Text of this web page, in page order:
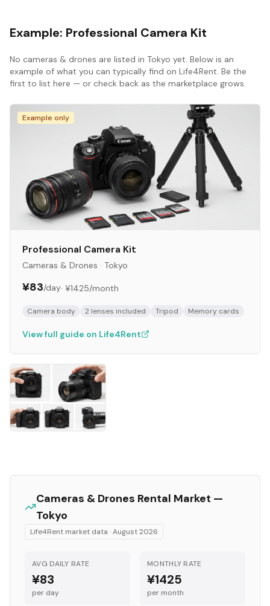
Example: Professional Camera Kit
No cameras & drones are listed in Tokyo yet. Below is an
example of what you can typically find on Life4Rent. Be the
first to list here — or check back as the marketplace grows.
Example only
Professional Camera Kit
Cameras & Drones · Tokyo
¥83/day· ¥1425/month
Camera body 2 lenses included Tripod Memory cards
View full guide on Life4Rent
Cameras & Drones Rental Market —
Tokyo
Life4Rent market data ·August 2026
AVG DAILY RATE
¥83
per day
MONTHLY RATE
¥1425
per month